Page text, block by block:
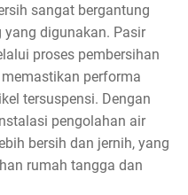
sangat bergantung
digunakan. Pasir
proses pembersihan
performa
tersuspensi. Dengan
pengolahan air
bersih dan jernih, yang
rumah tangga dan